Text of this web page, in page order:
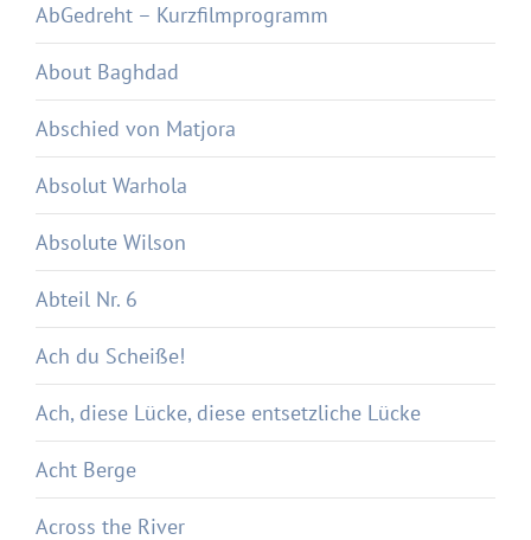
AbGedreht – Kurzfilmprogramm
About Baghdad
Abschied von Matjora
Absolut Warhola
Absolute Wilson
Abteil Nr. 6
Ach du Scheiße!
Ach, diese Lücke, diese entsetzliche Lücke
Acht Berge
Across the River